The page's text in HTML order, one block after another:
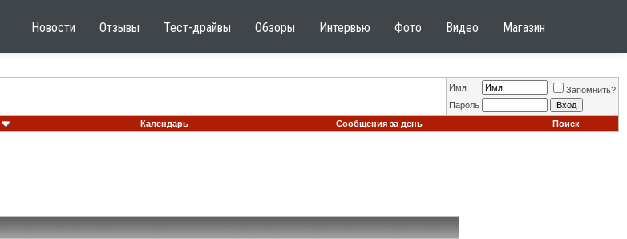
Новости Отзывы Тест-драйвы Обзоры Интервью Фото Видео Магазин
Имя
Запомнить?
Пароль
Календарь Сообщения за день Поиск